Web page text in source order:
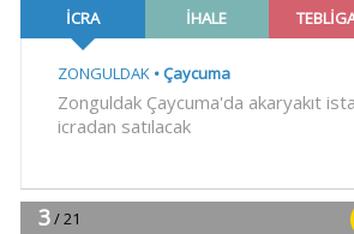
gemi
18:52Türk Tarih Kurumu'ndan tarihi